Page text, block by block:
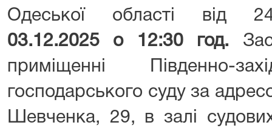
Одеської області від
03.12.2025 о 12:30 год.
приміщенні Південно-
господарського суду за
Шевченка, 29, в залі